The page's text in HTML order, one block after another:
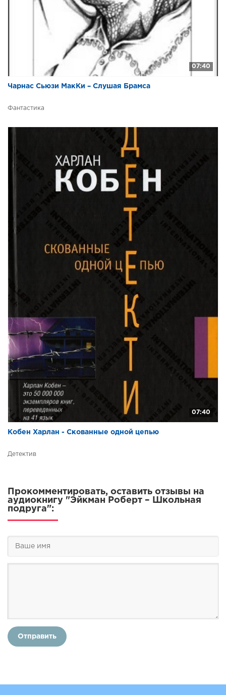
07:40
Чарнас Сьюзи МакКи – Слушая Брамса
Фантастика
07:40
Кобен Харлан - Скованные одной цепью
Детектив
Прокомментировать, оставить отзывы на
аудиокнигу "Эйкман Роберт – Школьная
подруга":
Отправить